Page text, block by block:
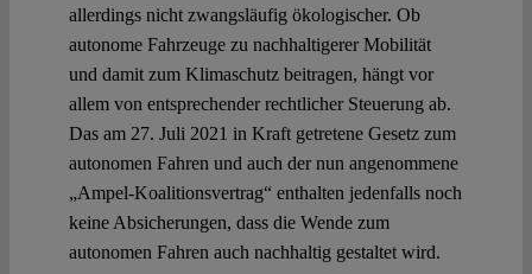
allerdings nicht zwangsläufig ökologischer. Ob
autonome Fahrzeuge zu nachhaltigerer Mobilität
und damit zum Klimaschutz beitragen, hängt vor
allem von entsprechender rechtlicher Steuerung ab.
Das am 27. Juli 2021 in Kraft getretene Gesetz zum
autonomen Fahren und auch der nun angenommene
„Ampel-Koalitionsvertrag“ enthalten jedenfalls noch
keine Absicherungen, dass die Wende zum
autonomen Fahren auch nachhaltig gestaltet wird.